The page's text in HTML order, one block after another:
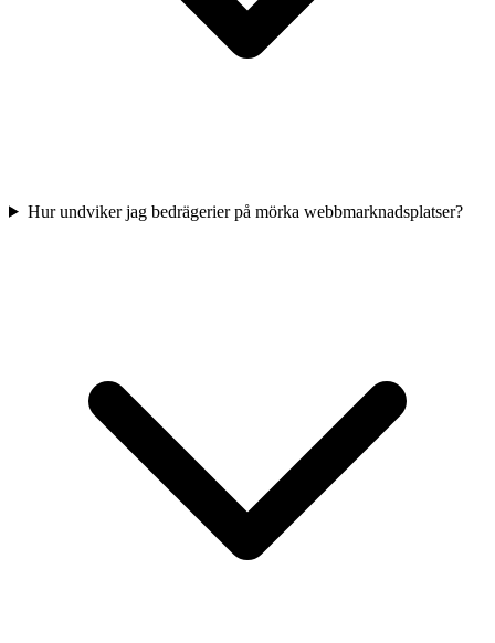
Hur undviker jag bedrägerier på mörka webbmarknadsplatser?